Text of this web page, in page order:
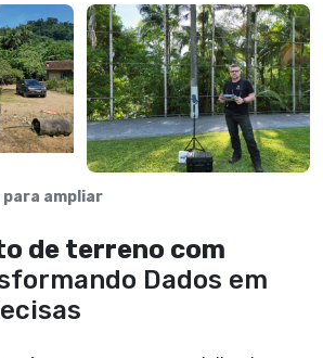
para ampliar
de terreno com
Dados em